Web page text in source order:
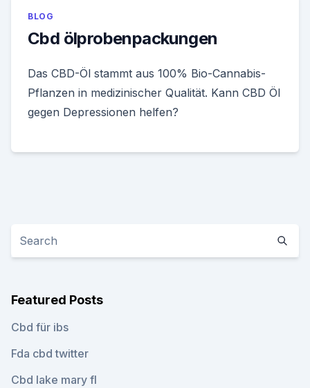
BLOG
Cbd ölprobenpackungen
Das CBD-Öl stammt aus 100% Bio-Cannabis-
Pflanzen in medizinischer Qualität. Kann CBD Öl
gegen Depressionen helfen?
Featured Posts
Cbd für ibs
Fda cbd twitter
Cbd lake mary fl